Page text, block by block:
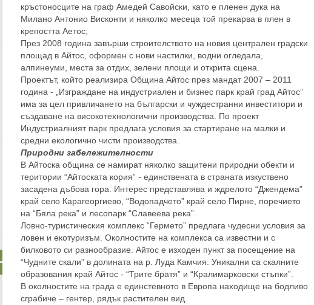
кръстоносците на граф Амедей Савойски, като е пленен дука на
Милано Антонио Висконти и няколко месеца той прекарва в плен в
крепостта Аетос;
През 2008 година завърши строителството на новия централен градски
площад в Айтос, оформен с нови настилки, водни огледала,
алпинеуми, места за отдих, зелени площи и открита сцена.
Проектът, който реализира Община Айтос през мандат 2007 – 2011
година - „Изграждане на индустриален и бизнес парк край град Айтос”
има за цел привличането на български и чуждестранни инвеститори и
създаване на високотехнологични производства. По проект
Индустриалният парк предлага условия за стартиране на малки и
средни екологично чисти производства.
Природни забележителности
В Айтоска община се намират няколко защитени природни обекти и
територии “Айтоската кория” - единствената в страната изкуствено
засадена дъбова гора. Интерес представлява и ждрелото “Джендема”
край село Карагеоргиево, “Водопадчето” край село Пирне, поречието
на “Бяла река” и лесопарк “Славеева река”.
Ловно-туристическия комплекс “Гермето” предлага чудесни условия за
ловен и екотуризъм. Околностите на комплекса са известни и с
билковото си разнообразие. Айтос е изходен пункт за посещение на
“Чудните скали” в долината на р. Луда Камчия. Уникални са скалните
образования край Айтос - “Трите братя” и “Кралимарковски стъпки”.
В околностите на града е единстевното в Европа находище на бодливо
сграбиче – гентер, рядък растителен вид.